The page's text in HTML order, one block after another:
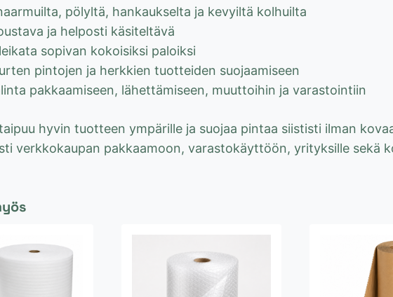
pölyltä, hankaukselta ja kevyiltä kolhuilta
ja helposti käsiteltävä
sopivan kokoisiksi paloiksi
pintojen ja herkkien tuotteiden suojaamiseen
pakkaamiseen, lähettämiseen, muuttoihin ja varastointiin
hyvin tuotteen ympärille ja suojaa pintaa siististi ilman
verkkokaupan pakkaamoon, varastokäyttöön, yrityksille sekä